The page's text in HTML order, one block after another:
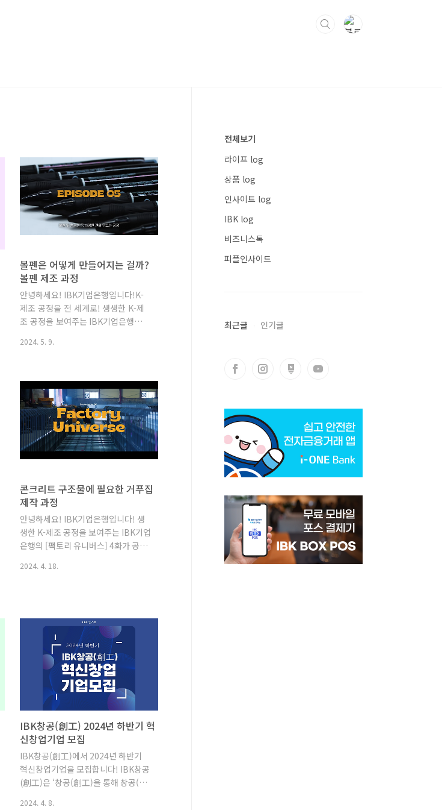
볼펜은 어떻게 만들어지는 걸까?
볼펜 제조 과정
안녕하세요! IBK기업은행입니다!K-
제조 공정을 전 세계로! 생생한 K-제
조 공정을 보여주는 IBK기업은행
니다! 이번에 소개할 공정은 남녀노
펜 한 개가 만들어지기까지 매우 다양
한 공정을 거친다는 사실 알고 계셨나
요? 특히 한국에서 생산하는 볼펜
의 우수성은 동서양을 막론하고 모
든 나라에게 인정받고 있답니다~ K-
볼펜을 이끄는 국내 불펜 OEM기업
보시죠💨 1. 안료 배합
(Mixing pigments) 먼저 볼펜에 들
어가는 안료들을 정확한 비율에 맞
춰 배합하는 공정을 거칩니다. 이 과
정에서 볼펜을 잡는 부분인 축(몸통)
2024. 5. 9.
콘크리트 구조물에 필요한 거푸집
제작 과정
안녕하세요! IBK기업은행입니다! 생
생한 K-제조 공정을 보여주는 IBK기업
은행의 [팩토리 유니버스] 4화가 공개
공정은 건설업에서 없어서는 안 될 가
당 제품은 지난 3화에서 소개했던 ㈜
네오텍이 직접 개발한 제품입니다😎
㈜네오텍은 자동차 부품 설계, 개발 및
제작 경험과 롤포밍 기술의 선두 기업
으로, 국내 건축자재 산업 발전을 위하
여 기술혁신과 사명감을 가지고 무해
체 거푸집과 친환경 제품을 개발하게
립, 생산까지 일괄적인 자체 개발과 생
산 시스템을 완비하여 최고의 품질을
자랑하는 ㈜네오텍의 친환경 무해체
거푸집 제조 공정..
2024. 4. 18.
IBK창공(創工) 2024년 하반기 혁
신창업기업 모집
IBK창공(創工)에서 2024년 하반기
혁신창업기업을 모집합니다! IBK창공
(創工)은 ‘창공(創工)을 통해 창공(蒼
2024. 4. 8.
전체보기
라이프 log
상품 log
인사이트 log
IBK log
비즈니스톡
피플인사이드
최근글 인기글